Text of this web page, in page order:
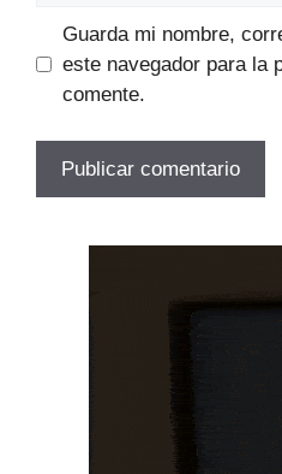
Guarda mi nombre,
este navegador para la
comente.